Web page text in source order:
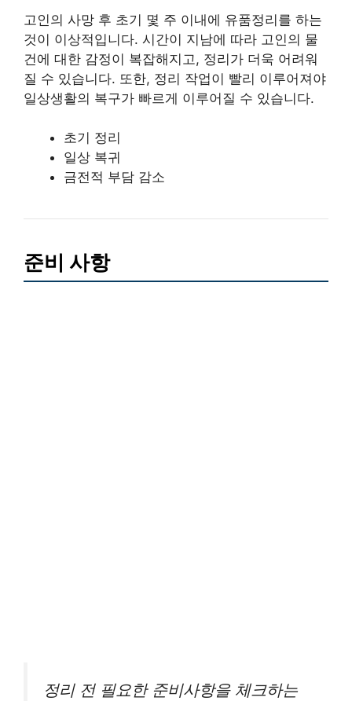
고인의 사망 후 초기 몇 주 이내에 유품정리를 하는
것이 이상적입니다. 시간이 지남에 따라 고인의 물
건에 대한 감정이 복잡해지고, 정리가 더욱 어려워
질 수 있습니다. 또한, 정리 작업이 빨리 이루어져야
일상생활의 복구가 빠르게 이루어질 수 있습니다.
초기 정리
일상 복귀
금전적 부담 감소
준비 사항
정리 전 필요한 준비사항을 체크하는